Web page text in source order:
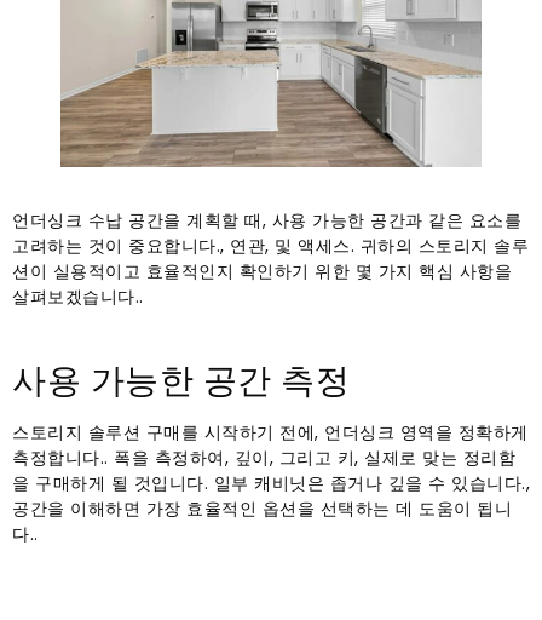
언더싱크 수납 공간을 계획할 때, 사용 가능한 공간과 같은 요소를
고려하는 것이 중요합니다., 연관, 및 액세스. 귀하의 스토리지 솔루
션이 실용적이고 효율적인지 확인하기 위한 몇 가지 핵심 사항을
살펴보겠습니다..
사용 가능한 공간 측정
스토리지 솔루션 구매를 시작하기 전에, 언더싱크 영역을 정확하게
측정합니다.. 폭을 측정하여, 깊이, 그리고 키, 실제로 맞는 정리함
을 구매하게 될 것입니다. 일부 캐비닛은 좁거나 깊을 수 있습니다.,
공간을 이해하면 가장 효율적인 옵션을 선택하는 데 도움이 됩니
다..